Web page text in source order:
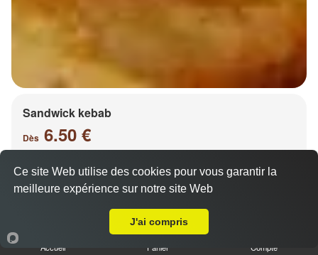
Sandwick kebab
Dès 6.50 €
Salade, tomates, oignons, chou, carottes
Accueil Panier Compte
Ce site Web utilise des cookies pour vous garantir la
meilleure expérience sur notre site Web
J'ai compris